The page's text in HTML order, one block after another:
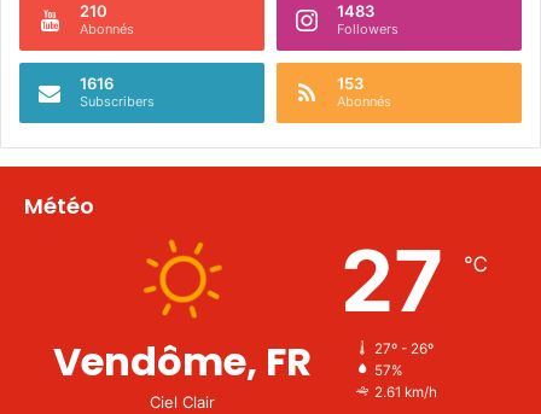
210
Abonnés
1483
Followers
1616
Subscribers
153
Abonnés
Météo
Vendôme, FR
Ciel Clair
27 ℃
27º - 26º
57%
2.61 km/h